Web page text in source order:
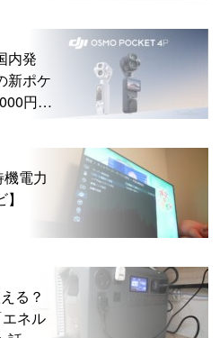
内発
新ポケ
円か
電力
る？
ネル